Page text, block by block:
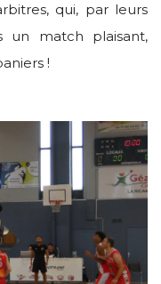
qui, par leurs
un match plaisant,
!